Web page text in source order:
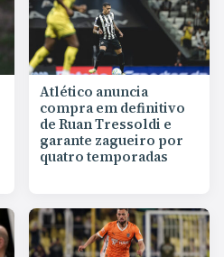
Atlético anuncia
compra em definitivo
de Ruan Tressoldi e
garante zagueiro por
quatro temporadas